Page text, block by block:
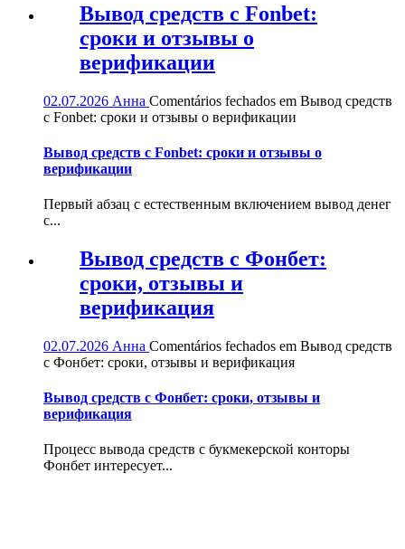
Вывод средств с Fonbet:
сроки и отзывы о
верификации
02.07.2026 Анна Comentários fechados em Вывод средств
с Fonbet: сроки и отзывы о верификации
Вывод средств с Fonbet: сроки и отзывы о
верификации
Первый абзац с естественным включением вывод денег
с...
Вывод средств с Фонбет:
сроки, отзывы и
верификация
02.07.2026 Анна Comentários fechados em Вывод средств
с Фонбет: сроки, отзывы и верификация
Вывод средств с Фонбет: сроки, отзывы и
верификация
Процесс вывода средств с букмекерской конторы
Фонбет интересует...